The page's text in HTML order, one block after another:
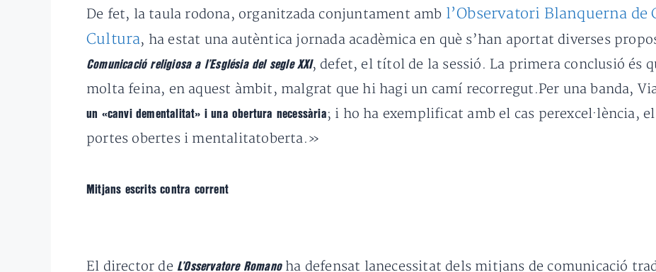
De fet, la taula rodona, organitzada conjuntament amb l’Observatori Blanquerna
Cultura, ha estat una autèntica jornada acadèmica en què s’han aportat diverses
Comunicació religiosa a l’Església del segle XXI, defet, el títol de la sessió. La primera conclusió és
molta feina, en aquest àmbit, malgrat que hi hagi un camí recorregut.Per una banda,
un «canvi dementalitat» i una obertura necessària ; i ho ha exemplificat amb el cas perexcel·lència,
portes obertes i mentalitatoberta.»
Mitjans escrits contra corrent
El director de L’Osservatore Romanoha defensat lanecessitat dels mitjans de comunicació